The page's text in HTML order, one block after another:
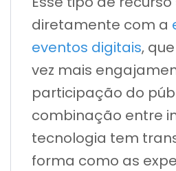
diretamente com a
eventos digitais,
vez mais
participação do
combinação entre
tecnologia tem
forma como as